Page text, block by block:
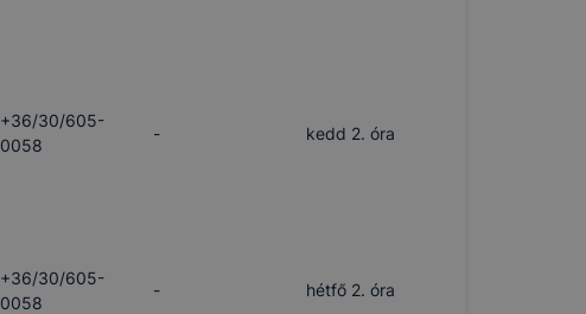
+36/30/605-
0058
- kedd 2. óra
+36/30/605-
0058
- hétfő 2. óra